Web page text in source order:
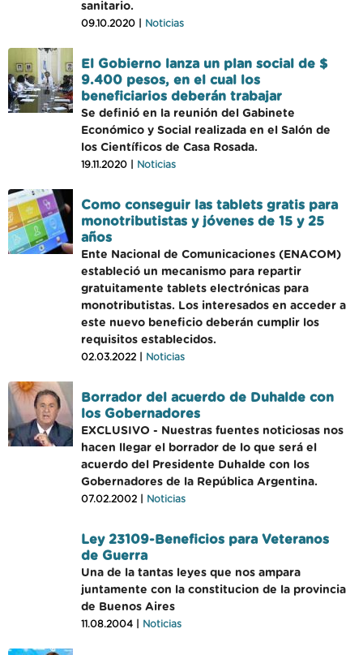
sanitario.
09.10.2020 | Noticias
El Gobierno lanza un plan social de $
9.400 pesos, en el cual los
beneficiarios deberán trabajar
Se definió en la reunión del Gabinete
Económico y Social realizada en el Salón de
los Científicos de Casa Rosada.
19.11.2020 | Noticias
Como conseguir las tablets gratis para
monotributistas y jóvenes de 15 y 25
años
Ente Nacional de Comunicaciones (ENACOM)
estableció un mecanismo para repartir
gratuitamente tablets electrónicas para
monotributistas. Los interesados en acceder a
este nuevo beneficio deberán cumplir los
requisitos establecidos.
02.03.2022 | Noticias
Borrador del acuerdo de Duhalde con
los Gobernadores
EXCLUSIVO - Nuestras fuentes noticiosas nos
hacen llegar el borrador de lo que será el
acuerdo del Presidente Duhalde con los
Gobernadores de la República Argentina.
07.02.2002 | Noticias
Ley 23109-Beneficios para Veteranos
de Guerra
Una de la tantas leyes que nos ampara
juntamente con la constitucion de la provincia
de Buenos Aires
11.08.2004 | Noticias